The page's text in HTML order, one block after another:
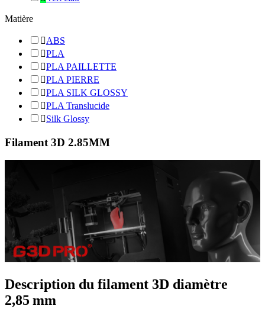
Matière
ABS
PLA
PLA PAILLETTE
PLA PIERRE
PLA SILK GLOSSY
PLA Translucide
Silk Glossy
Filament 3D 2.85MM
Description du filament 3D diamètre
2,85 mm